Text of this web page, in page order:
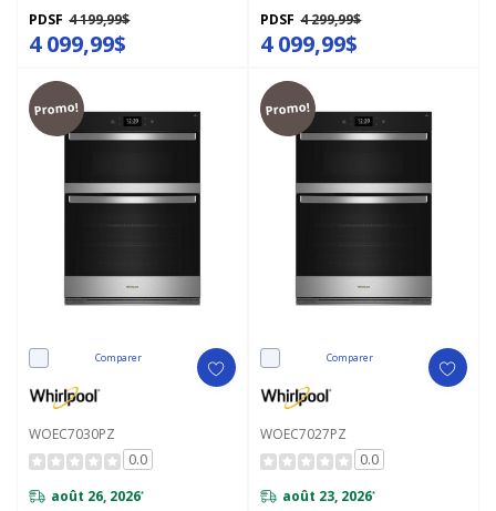
MOEC6030LZ
PDSF 4 199,99$
4 099,99$
PDSF 4 299,99$
4 099,99$
Promo!
Comparer
WOEC7030PZ
0.0
août 26, 2026*
Promo!
Comparer
WOEC7027PZ
0.0
août 23, 2026*